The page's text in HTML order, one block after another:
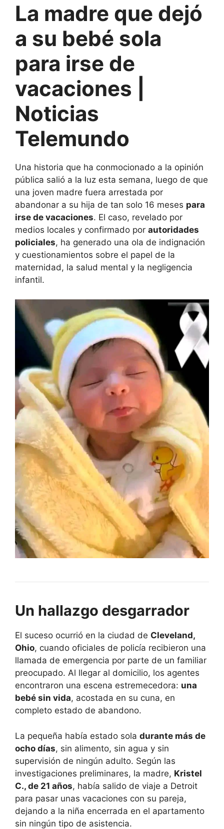
La madre que dejó
a su bebé sola
para irse de
vacaciones |
Noticias
Telemundo
Una historia que ha conmocionado a la opinión
pública salió a la luz esta semana, luego de que
una joven madre fuera arrestada por
abandonar a su hija de tan solo 16 meses para
irse de vacaciones. El caso, revelado por
medios locales y confirmado por autoridades
policiales, ha generado una ola de indignación
y cuestionamientos sobre el papel de la
maternidad, la salud mental y la negligencia
infantil.
Un hallazgo desgarrador
El suceso ocurrió en la ciudad de Cleveland,
Ohio, cuando oficiales de policía recibieron una
llamada de emergencia por parte de un familiar
preocupado. Al llegar al domicilio, los agentes
encontraron una escena estremecedora: una
bebé sin vida, acostada en su cuna, en
completo estado de abandono.
La pequeña había estado sola durante más de
ocho días, sin alimento, sin agua y sin
supervisión de ningún adulto. Según las
investigaciones preliminares, la madre, Kristel
C., de 21 años, había salido de viaje a Detroit
para pasar unas vacaciones con su pareja,
dejando a la niña encerrada en el apartamento
sin ningún tipo de asistencia.